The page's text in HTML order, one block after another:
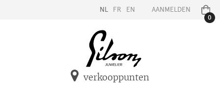
NL FR EN AANMELDEN
0
verkooppunten